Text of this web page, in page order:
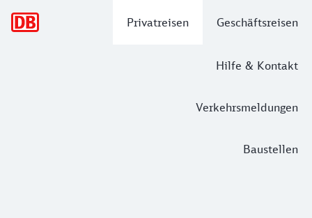
Privatreisen Geschäftsreisen
Hilfe & Kontakt
Verkehrsmeldungen
Baustellen